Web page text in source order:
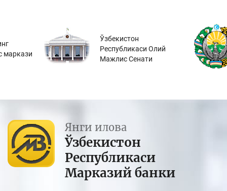
маркази
Ўзбекистон
Республикаси Олий
Мажлис Сенати
Янги илова
Ўзбекистон
Республикаси
Марказий банки